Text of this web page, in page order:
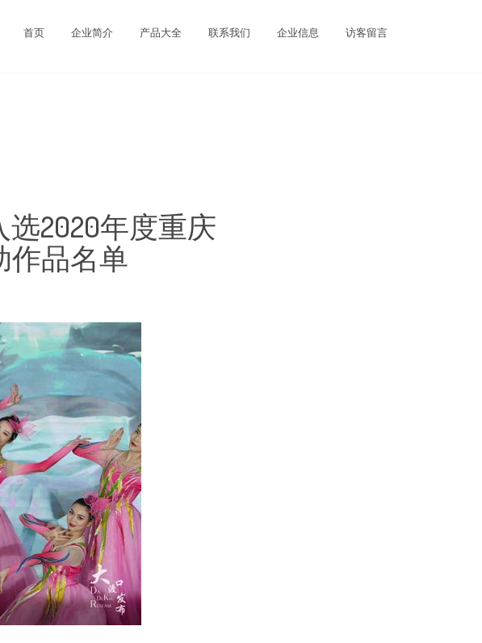
首页 企业简介 产品大全 联系我们 企业信息 访客留言
2020年度重庆
作品名单